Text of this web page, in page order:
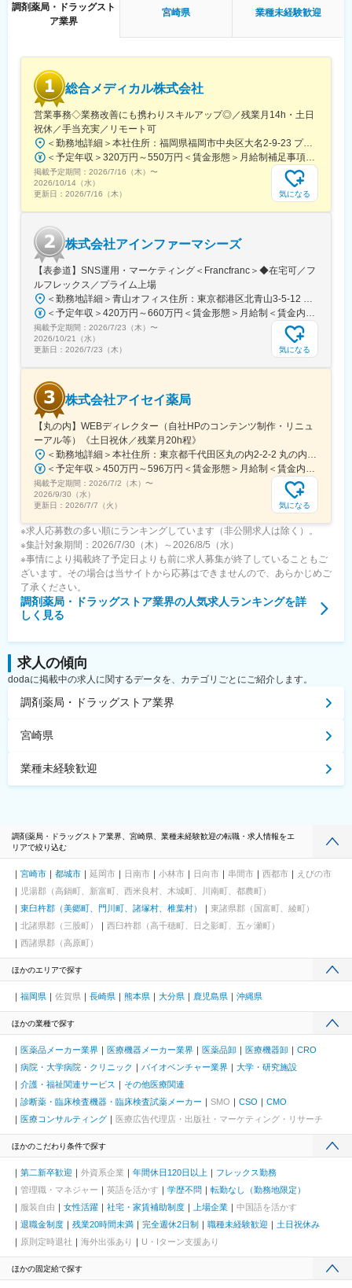
・「この薬すごく効き目があって良かったよ。」「こないだのリ
ンゴ酢美味しかった！ちょうどまた買おうと思ってたの。来てく
れてありがとう。」など、「ありがとう」という言葉が一番のや
変更の範囲：会社の定める業務
■未経験の方も安心！充実した研修制度：
・入社直後～2週間 ： OJT形式で、薬の種類や成分など基礎知識
す。「会話のコツ」や「商品のご案内方法」といった実践的なス
キルを習得します。
・入社1カ月以降 ： 慣れてきたら独り立ち。既存のお客様をメイ
ンに訪問します。
★困ったら先輩社員に相談しやすい雰囲気です！
＜専門資格を取得できる＞
・入社後は、医薬品販売の専門知識を身につけるために、登録販
売者資格を取得していただきます。（取得率90％以上）
・資格取得後は、資格手当として給与にも反映されます。
■働き方：
・基本土日祝休み／年3回の大型連休あり
・残業20h以内
・スケジュールに合わせて直行直帰可
・転居を伴う転勤はありません
■やりがい：
献することができます。
・「この薬すごく効き目があって良かったよ。」「こないだのリ
ンゴ酢美味しかった！ちょうどまた買おうと思ってたの。来てく
れてありがとう。」など、「ありがとう」という言葉が一番のや
りがいです。
変更の範囲：会社の定める業務
調剤薬局・ドラッグスト
ア業界
宮崎県 業種未経験歓迎
総合メディカル株式会社
営業事務◇業務改善にも携わりスキルアップ◎／残業月14h・土日
祝休／手当充実／リモート可
＜勤務地詳細＞本社住所：福岡県福岡市中央区大名2-9-23 プリオ福岡ビル勤務地最寄駅：地下鉄空港線／天神駅受動喫煙対策：屋内全面禁煙変更の範囲：会社の定める事業所
＜予定年収＞320万円～550万円＜賃金形態＞月給制補足事項なし＜賃金内訳＞月額（基本給）：200,000円～246,000円その他固定手当/月：20,000円～110,000円＜月給＞220,000円～356,000円＜昇給有無＞有＜残業手当＞有＜給与補足＞※実際の年収は面談・面接後に経歴や能力に応じて決定します※求人票の想定年収に当てはまらないケースも発生する可能性があります賞与年2回（2025年度実績4.4ヶ月）、昇給年1回住宅補助手当、家族手当、残業手当、休日出勤手当など賃金はあくまでも目安の金額であり、選考を通じて上下する可能性があります。月給(月額)は固定手当を含めた表記です。
掲載予定期間： 2026/7/16（木） 〜
2026/10/14（水）
更新日： 2026/7/16（木） 気になる
株式会社アインファーマシーズ
【表参道】SNS運用・マーケティング＜Francfranc＞◆在宅可／フ
ルフレックス／プライム上場
＜勤務地詳細＞青山オフィス住所：東京都港区北青山3-5-12 青山クリスタルビルB1勤務地最寄駅：各線／表参道駅受動喫煙対策：屋内全面禁煙変更の範囲：会社の定める事業所
＜予定年収＞420万円～660万円＜賃金形態＞月給制＜賃金内訳＞月額（基本給）：260,000円～340,000円＜月給＞260,000円～340,000円＜昇給有無＞有＜残業手当＞有＜給与補足＞※上記年収には標準業績時の賞与および月20時間分の残業手当を含む賃金はあくまでも目安の金額であり、選考を通じて上下する可能性があります。月給(月額)は固定手当を含めた表記です。
掲載予定期間： 2026/7/23（木） 〜
2026/10/21（水）
更新日： 2026/7/23（木） 気になる
株式会社アイセイ薬局
【丸の内】WEBディレクター（自社HPのコンテンツ制作・リニュ
ーアル等）《土日祝休／残業月20h程》
＜勤務地詳細＞本社住所：東京都千代田区丸の内2-2-2 丸の内三井ビルディング勤務地最寄駅：東京メトロ千代田線／二重橋前駅受動喫煙対策：屋内全面禁煙変更の範囲：会社の定める事業所
＜予定年収＞450万円～596万円＜賃金形態＞月給制＜賃金内訳＞月額（基本給）：281,250円～350,000円＜月給＞281,250円～350,000円＜昇給有無＞有＜残業手当＞有＜給与補足＞ ※昇給(年１回・７月） ※賞与(年２回、前年実績年間4ヶ月) 業績および評価により支給月数は異なります。 ※役職採用の場合、役職手当（係長職：30,000円/月）を支給（年収に含む）賃金はあくまでも目安の金額であり、選考を通じて上下する可能性があります。月給(月額)は固定手当を含めた表記です。
掲載予定期間： 2026/7/2（木） 〜
2026/9/30（水）
更新日： 2026/7/7（火） 気になる
※求人応募数の多い順にランキングしています（非公開求人は除く）。
※集計対象期間：2026/7/30（木）～2026/8/5（水）
※事情により掲載終了予定日よりも前に求人募集が終了していることもご
ざいます。その場合は当サイトから応募はできませんので、あらかじめご
了承ください。
調剤薬局・ドラッグストア業界の人気求人ランキングを詳
しく見る
求人の傾向
dodaに掲載中の求人に関するデータを、カテゴリごとにご紹介します。
調剤薬局・ドラッグストア業界
宮崎県
業種未経験歓迎
調剤薬局・ドラッグストア業界、宮崎県、業種未経験歓迎の転職・求人情報をエ
リアで絞り込む
宮崎市 都城市 延岡市 日南市 小林市 日向市 串間市 西都市
えびの市
児湯郡（高鍋町、新富町、西米良村、木城町、川南町、都農町）
東臼杵郡（美郷町、門川町、諸塚村、椎葉村）
東諸県郡（国富町、綾町）
北諸県郡（三股町）
西臼杵郡（高千穂町、日之影町、五ヶ瀬町）
西諸県郡（高原町）
ほかのエリアで探す
福岡県 佐賀県 長崎県 熊本県 大分県 鹿児島県 沖縄県
ほかの業種で探す
医薬品メーカー業界 医療機器メーカー業界 医薬品卸 医療機器卸
CRO
病院・大学病院・クリニック
バイオベンチャー業界
大学・研究施設
介護・福祉関連サービス
その他医療関連
診断薬・臨床検査機器・臨床検査試薬メーカー
SMO CSO
CMO
医療コンサルティング
医療広告代理店・出版社・マーケティング・リサーチ
ほかのこだわり条件で探す
第二新卒歓迎 外資系企業 年間休日120日以上
フレックス勤務
管理職・マネジャー
英語を活かす 学歴不問
転勤なし（勤務地限定）
服装自由
女性活躍 社宅・家賃補助制度 上場企業
中国語を活かす
退職金制度
残業20時間未満 完全週休2日制 職種未経験歓迎
土日祝休み
原則定時退社
海外出張あり U・Iターン支援あり
ほかの固定給で探す